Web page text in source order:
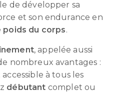
de développer sa
et son endurance en
poids du corps.
, appelée aussi
nombreux avantages :
à tous les
débutant complet ou